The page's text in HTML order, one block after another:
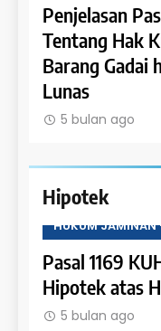
Utang
dan
Hipotek